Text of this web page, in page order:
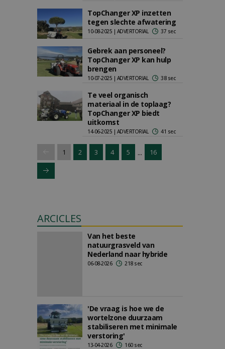
TopChanger XP inzetten
tegen slechte afwatering
10-08-2025 | ADVERTORIAL 37 sec
Gebrek aan personeel?
TopChanger XP kan hulp
brengen
10-07-2025 | ADVERTORIAL 38 sec
Te veel organisch
materiaal in de toplaag?
TopChanger XP biedt
uitkomst
14-06-2025 | ADVERTORIAL 41 sec
1 2 3 4 5 ... 16
ARCICLES
Van het beste
natuurgrasveld van
Nederland naar hybride
06-08-2026 218 sec
'De vraag is hoe we de
wortelzone duurzaam
stabiliseren met minimale
verstoring'
13-04-2026 160 sec